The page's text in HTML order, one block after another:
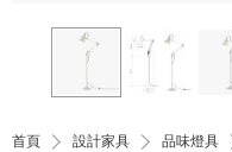
首頁 設計家具 品味燈具